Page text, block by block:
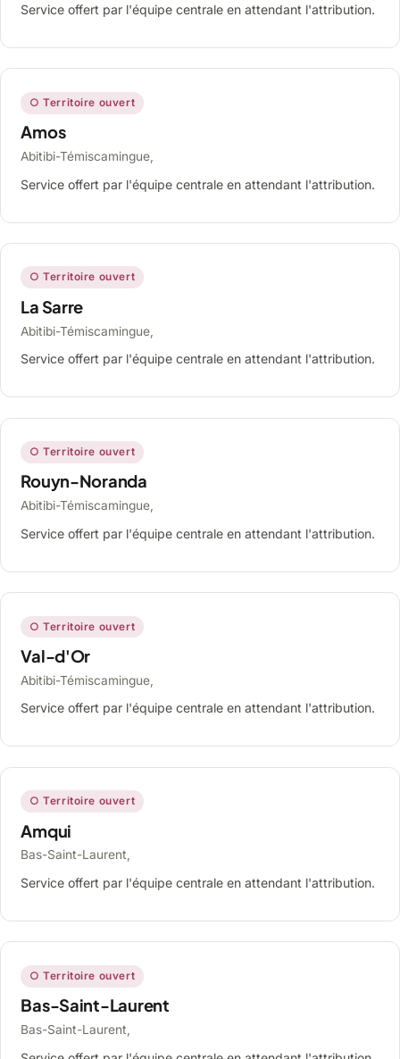
Service offert par l'équipe centrale en attendant l'attribution.
○ Territoire ouvert
Amos
Abitibi-Témiscamingue,
Service offert par l'équipe centrale en attendant l'attribution.
○ Territoire ouvert
La Sarre
Abitibi-Témiscamingue,
Service offert par l'équipe centrale en attendant l'attribution.
○ Territoire ouvert
Rouyn-Noranda
Abitibi-Témiscamingue,
Service offert par l'équipe centrale en attendant l'attribution.
○ Territoire ouvert
Val-d'Or
Abitibi-Témiscamingue,
Service offert par l'équipe centrale en attendant l'attribution.
○ Territoire ouvert
Amqui
Bas-Saint-Laurent,
Service offert par l'équipe centrale en attendant l'attribution.
○ Territoire ouvert
Bas-Saint-Laurent
Bas-Saint-Laurent,